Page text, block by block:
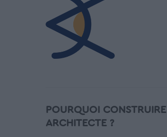
POURQUOI
ARCHITECTE ?